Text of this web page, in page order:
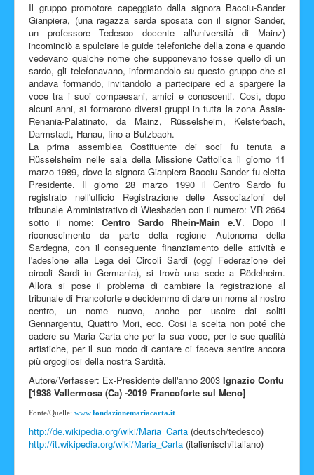
Il gruppo promotore capeggiato dalla signora Bacciu-Sander
Gianpiera, (una ragazza sarda sposata con il signor Sander,
un professore Tedesco docente all'università di Mainz)
incominciò a spulciare le guide telefoniche della zona e quando
vedevano qualche nome che supponevano fosse quello di un
sardo, gli telefonavano, informandolo su questo gruppo che si
andava formando, invitandolo a partecipare ed a spargere la
voce tra i suoi compaesani, amici e conoscenti. Così, dopo
alcuni anni, si formarono diversi gruppi in tutta la zona Assia-
Renania-Palatinato, da Mainz, Rüsselsheim, Kelsterbach,
Darmstadt, Hanau, fino a Butzbach.
La prima assemblea Costituente dei soci fu tenuta a
Rüsselsheim nelle sala della Missione Cattolica il giorno 11
marzo 1989, dove la signora Gianpiera Bacciu-Sander fu eletta
Presidente. Il giorno 28 marzo 1990 il Centro Sardo fu
registrato nell'ufficio Registrazione delle Associazioni del
tribunale Amministrativo di Wiesbaden con il numero: VR 2664
sotto il nome: Centro Sardo Rhein-Main e.V. Dopo il
riconoscimento da parte della regione Autonoma della
Sardegna, con il conseguente finanziamento delle attività e
l'adesione alla Lega dei Circoli Sardi (oggi Federazione dei
circoli Sardi in Germania), si trovò una sede a Rödelheim.
Allora si pose il problema di cambiare la registrazione al
tribunale di Francoforte e decidemmo di dare un nome al nostro
centro, un nome nuovo, anche per uscire dai soliti
Gennargentu, Quattro Mori, ecc. Cosi la scelta non poté che
cadere su Maria Carta che per la sua voce, per le sue qualità
artistiche, per il suo modo di cantare ci faceva sentire ancora
più orgogliosi della nostra Sardità.
Autore/Verfasser: Ex-Presidente dell'anno 2003 Ignazio Contu
[1938 Vallermosa (Ca) -2019 Francoforte sul Meno]
Fonte/Quelle: www.fondazionemariacarta.it
http://de.wikipedia.org/wiki/Maria_Carta (deutsch/tedesco)
http://it.wikipedia.org/wiki/Maria_Carta (italienisch/italiano)